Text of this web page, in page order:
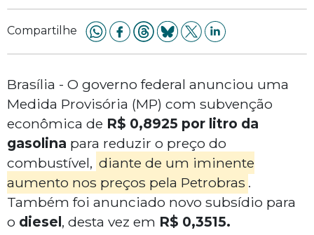
Compartilhe
Brasília - O governo federal anunciou uma
Medida Provisória (MP) com subvenção
econômica de R$ 0,8925 por litro da
gasolina para reduzir o preço do
combustível, diante de um iminente
aumento nos preços pela Petrobras .
Também foi anunciado novo subsídio para
o diesel, desta vez em R$ 0,3515.